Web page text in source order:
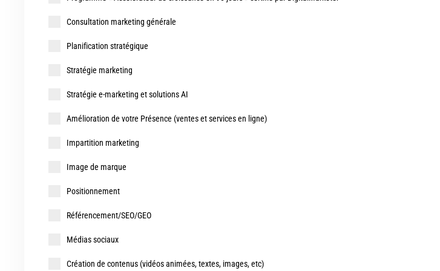
Consultation marketing générale
Planification stratégique
Stratégie marketing
Stratégie e-marketing et solutions AI
Amélioration de votre Présence (ventes et services en ligne)
Impartition marketing
Image de marque
Positionnement
Référencement/SEO/GEO
Médias sociaux
Création de contenus (vidéos animées, textes, images, etc)